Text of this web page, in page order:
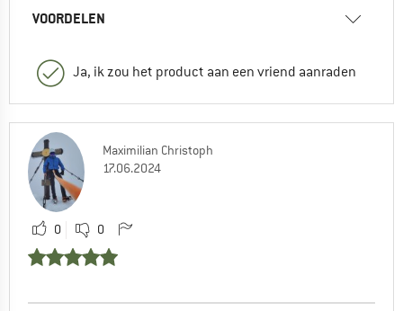
VOORDELEN
Ja, ik zou het product aan een vriend aanraden
Maximilian Christoph
17.06.2024
0 0